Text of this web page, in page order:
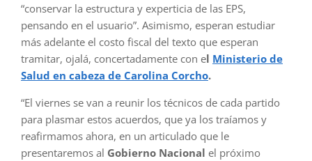
“conservar la estructura y experticia de las EPS,
pensando en el usuario”. Asimismo, esperan estudiar
más adelante el costo fiscal del texto que esperan
tramitar, ojalá, concertadamente con el Ministerio de
Salud en cabeza de Carolina Corcho.
“El viernes se van a reunir los técnicos de cada partido
para plasmar estos acuerdos, que ya los traíamos y
reafirmamos ahora, en un articulado que le
presentaremos al Gobierno Nacional el próximo